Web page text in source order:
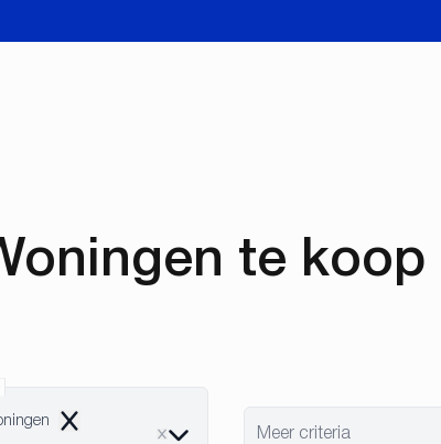
te koop
Remove Meer criteria